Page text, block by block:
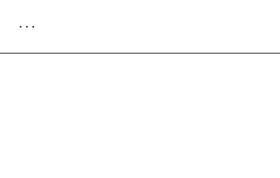
. . .